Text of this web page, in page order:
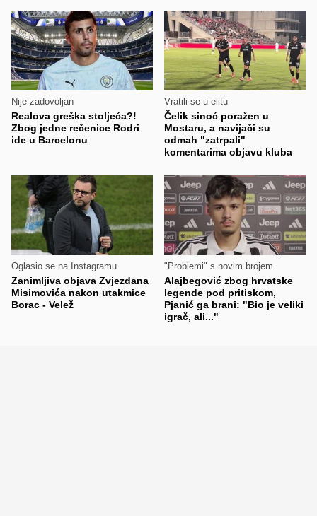
Nije zadovoljan
Realova greška stoljeća?!
Zbog jedne rečenice Rodri
ide u Barcelonu
Vratili se u elitu
Čelik sinoć poražen u
Mostaru, a navijači su
odmah "zatrpali"
komentarima objavu kluba
Oglasio se na Instagramu
Zanimljiva objava Zvjezdana
Misimovića nakon utakmice
Borac - Velež
"Problemi" s novim brojem
Alajbegović zbog hrvatske
legende pod pritiskom,
Pjanić ga brani: "Bio je veliki
igrač, ali..."